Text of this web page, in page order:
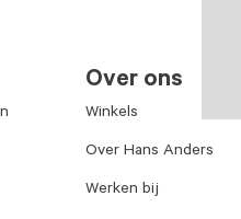
Over ons
Winkels
Over Hans Anders
Werken bij